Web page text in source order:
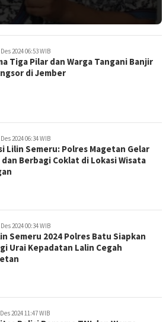
2024 06:53 WIB
Tiga Pilar dan Warga Tangani Banjir
di Jember
2024 06:34 WIB
Lilin Semeru: Polres Magetan Gelar
Berbagi Coklat di Lokasi Wisata
2024 00:34 WIB
Semeru 2024 Polres Batu Siapkan
Urai Kepadatan Lalin Cegah
2024 11:47 WIB